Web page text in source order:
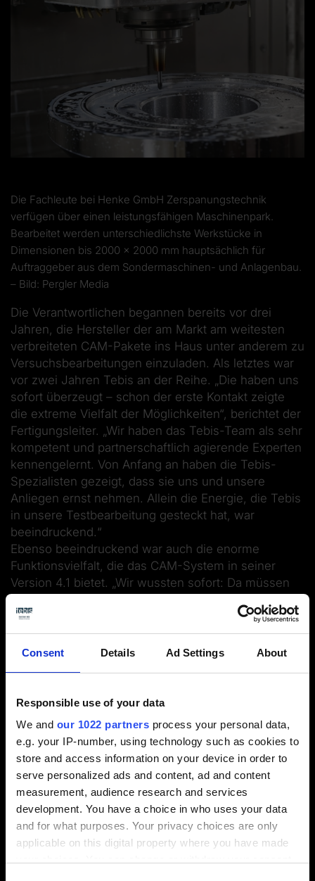
Consent Details Ad Settings About
Responsible use of your data
We and our 1022 partners process your personal data,
e.g. your IP-number, using technology such as cookies to
store and access information on your device in order to
serve personalized ads and content, ad and content
measurement, audience research and services
development. You have a choice in who uses your data
and for what purposes. Your privacy choices are only
applicable on this digital property where you have made
Die Fachleute bei Henke GmbH Zerspanungstechnik
verfügen über einen leistungsfähigen Maschinenpark.
Bearbeitet werden unterschiedlichste Werkstücke in
Dimensionen bis 2000 x 2000 mm hauptsächlich für
Auftraggeber aus dem Sondermaschinen- und Anlagenbau.
– Bild: Pergler Media
Die Verantwortlichen begannen bereits vor drei
Jahren, die Hersteller der am Markt am weitesten
verbreiteten CAM-Pakete ins Haus unter anderem zu
Versuchsbearbeitungen einzuladen. Als letztes war
vor zwei Jahren Tebis an der Reihe. „Die haben uns
sofort überzeugt – schon der erste Kontakt zeigte
die extreme Vielfalt der Möglichkeiten“, berichtet der
Fertigungsleiter. „Wir haben das Tebis-Team als sehr
kompetent und partnerschaftlich agierende Experten
kennengelernt. Von Anfang an haben die Tebis-
Spezialisten gezeigt, dass sie uns und unsere
Anliegen ernst nehmen. Allein die Energie, die Tebis
in unsere Testbearbeitung gesteckt hat, war
beeindruckend.“
Ebenso beeindruckend war auch die enorme
Funktionsvielfalt, die das CAM-System in seiner
Version 4.1 bietet. „Wir wussten sofort: Da müssen
uns aber auch klar, dass sie die Mühe auf jeden Fall
lohnt – die neuen Freiheiten und die Möglichkeiten
zur Automatisierung vieler Vorgänge waren
Intelligente Funktionen machen
das Programmieren einfacher